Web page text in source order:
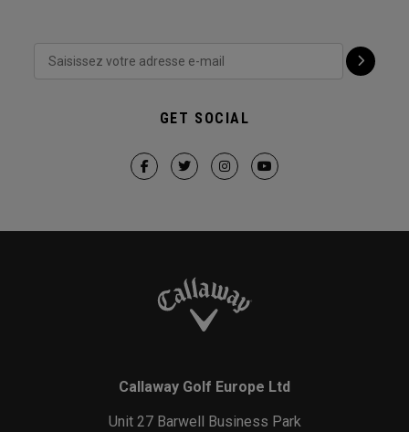
GET SOCIAL
Callaway Golf Europe Ltd
Unit 27 Barwell Business Park